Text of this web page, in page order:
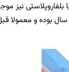
نیز
بسیار گسترده چشم و ابرو ها خواهند شد. همچنین